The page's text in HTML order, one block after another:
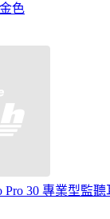
色
Pro 30 專業型監聽